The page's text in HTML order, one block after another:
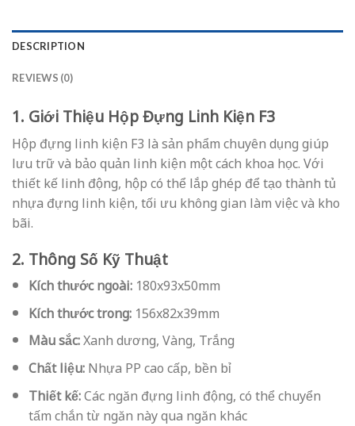
DESCRIPTION
REVIEWS (0)
1. Giới Thiệu Hộp Đựng Linh Kiện F3
Hộp đựng linh kiện F3 là sản phẩm chuyên dụng giúp
lưu trữ và bảo quản linh kiện một cách khoa học. Với
thiết kế linh động, hộp có thể lắp ghép để tạo thành tủ
nhựa đựng linh kiện, tối ưu không gian làm việc và kho
bãi.
2. Thông Số Kỹ Thuật
Kích thước ngoài:180x93x50mm
Kích thước trong:156x82x39mm
Màu sắc:Xanh dương, Vàng, Trắng
Chất liệu:Nhựa PP cao cấp, bền bỉ
Thiết kế:Các ngăn đựng linh động, có thể chuyển
tấm chắn từ ngăn này qua ngăn khác